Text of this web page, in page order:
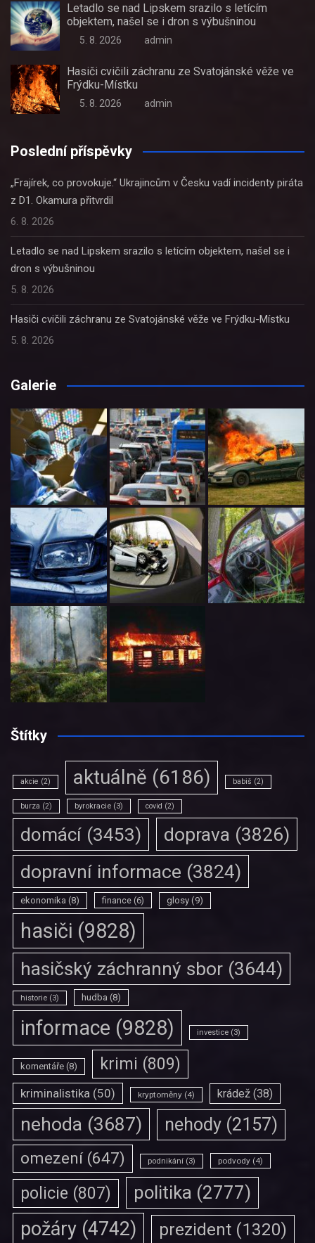
Letadlo se nad Lipskem srazilo s letícím
objektem, našel se i dron s výbušninou
5. 8. 2026 admin
Hasiči cvičili záchranu ze Svatojánské věže ve
Frýdku-Místku
5. 8. 2026 admin
Poslední příspěvky
„Frajírek, co provokuje.“ Ukrajincům v Česku vadí incidenty piráta
z D1. Okamura přitvrdil
6. 8. 2026
Letadlo se nad Lipskem srazilo s letícím objektem, našel se i
dron s výbušninou
5. 8. 2026
Hasiči cvičili záchranu ze Svatojánské věže ve Frýdku-Místku
5. 8. 2026
Galerie
Štítky
akcie (2) aktuálně (6186) babiš (2)
burza (2) byrokracie (3) covid (2)
domácí (3453) doprava (3826)
dopravní informace (3824)
ekonomika (8) finance (6) glosy (9)
hasiči (9828)
hasičský záchranný sbor (3644)
historie (3) hudba (8)
informace (9828) investice (3)
komentáře (8) krimi (809)
kriminalistika (50) kryptoměny (4) krádež (38)
nehoda (3687) nehody (2157)
omezení (647) podnikání (3) podvody (4)
policie (807) politika (2777)
požáry (4742) prezident (1320)